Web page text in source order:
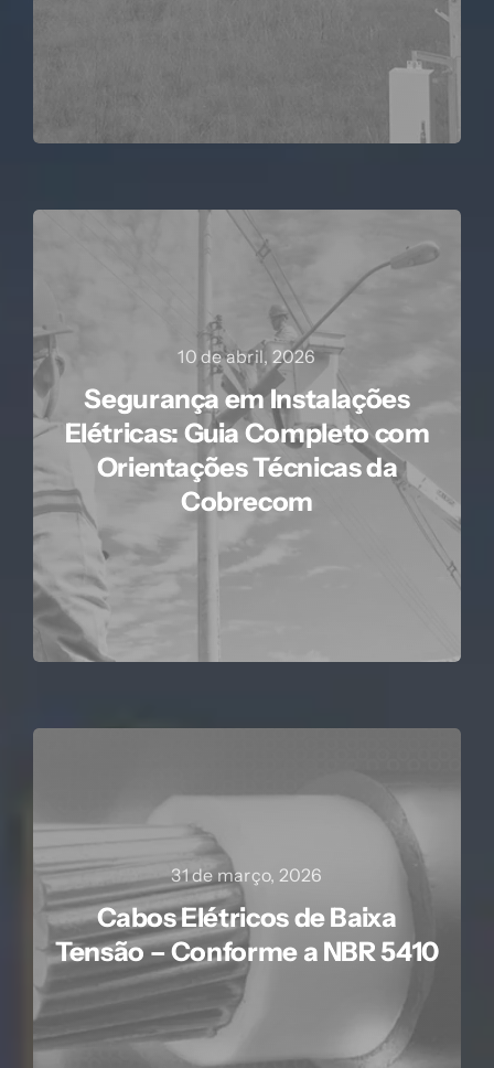
10 de abril, 2026
Segurança em Instalações
Elétricas: Guia Completo com
Orientações Técnicas da
Cobrecom
31 de março, 2026
Cabos Elétricos de Baixa
Tensão – Conforme a NBR 5410